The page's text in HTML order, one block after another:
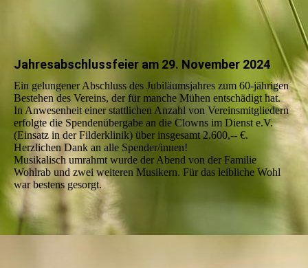
Jahresabschlussfeier am 29. November 2024
Ein gelungener Abschluss des Jubiläumsjahres zum 60-jährigen
Bestehen des Vereins, der für manche Mühen entschädigt hat.
In Anwesenheit einer stattlichen Anzahl von Vereinsmitgliedern
erfolgte die Spendenübergabe an die Clowns im Dienst e.V.
(Einsatz in der Filderklinik) über insgesamt 2.600,-- €.
Herzlichen Dank an alle Spender/innen!
Musikalisch umrahmt wurde der Abend von der Familie
Wohlrab und zwei weiteren Musikern. Für das leibliche Wohl
war bestens gesorgt.